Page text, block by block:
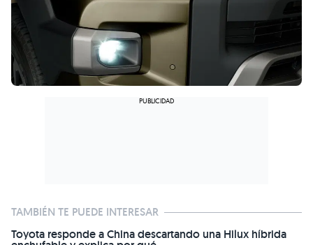
TAMBIÉN TE PUEDE INTERESAR
Toyota responde a China descartando una Hilux híbrida